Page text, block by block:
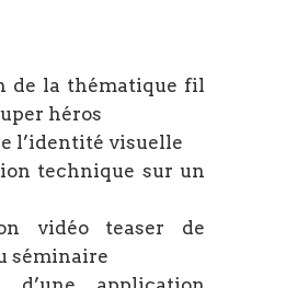
de la thématique fil
héros
l’identité visuelle
technique sur un
vidéo teaser de
séminaire